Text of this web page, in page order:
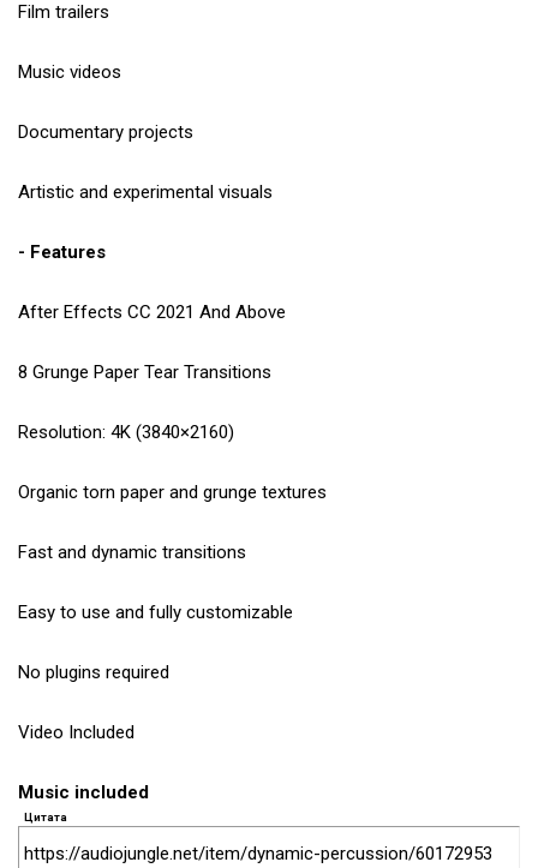
Film trailers
Music videos
Documentary projects
Artistic and experimental visuals
- Features
After Effects CC 2021 And Above
8 Grunge Paper Tear Transitions
Resolution: 4K (3840×2160)
Organic torn paper and grunge textures
Fast and dynamic transitions
Easy to use and fully customizable
No plugins required
Video Included
Music included
Цитата
https://audiojungle.net/item/dynamic-percussion/60172953